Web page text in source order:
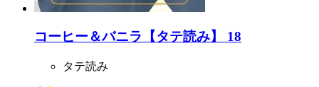
コーヒー＆バニラ【タテ読み】 18
タテ読み